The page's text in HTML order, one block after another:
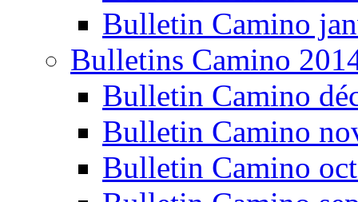
Bulletin Camino
Bulletins Camino
Bulletin Camino
Bulletin Camino
Bulletin Camino